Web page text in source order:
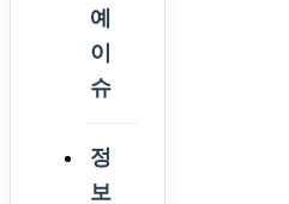
예
이
슈
정
보